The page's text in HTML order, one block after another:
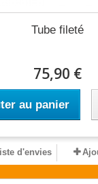
Tube fileté
75,90 €
au panier
d'envies